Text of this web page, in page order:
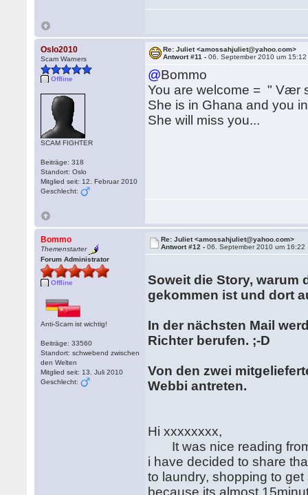
Oslo2010
Scam Warners
Offline
SCAM FIGHTER
Beiträge: 318
Standort: Oslo
Mitglied seit: 12. Februar 2010
Geschlecht:
Re: Juliet <amossahjuliet@yahoo.com>
Antwort #11 -06. September 2010 um 15:12
@Bommo
You are welcome = " Vær
She is in Ghana and you
She will miss you...
Bommo
Themenstarter
Forum Administrator
Offline
Anti-Scam ist wichtig!
Beiträge: 33560
Standort: schwebend zwischen
den Welten
Mitglied seit: 13. Juli 2010
Geschlecht:
Re: Juliet <amossahjuliet@yahoo.com>
Antwort #12 -06. September 2010 um 16:22
Soweit die Story, warum
gekommen ist und dort
In der nächsten Mail
Richter berufen. ;-D
Von den zwei
Webbi antreten.
Hi xxxxxxxx,
It was nice reading
i have decided to share
to laundry, shopping to
because its almost